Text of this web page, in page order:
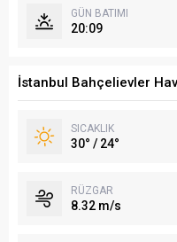
GÜN BATIMI
20:09
İstanbul Bahçelievler
SICAKLIK
30° / 24°
RÜZGAR
8.32 m/s